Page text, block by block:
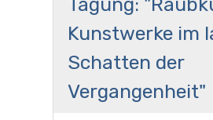
Kunstwerke im
Schatten der
Vergangenheit"